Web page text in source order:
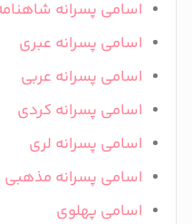
اسامی پسرانه
اسامی پسرانه عبری
اسامی پسرانه عربی
اسامی پسرانه کردی
اسامی پسرانه لری
اسامی پسرانه مذهبی
اسامی پهلوی